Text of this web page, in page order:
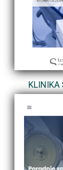
KLINIKA